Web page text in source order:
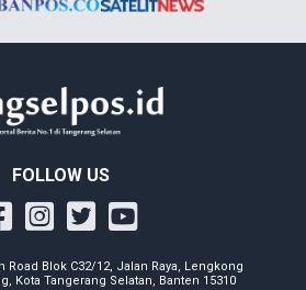
FOLLOW US
Road Blok C32/12, Jalan Raya, Lengkong
Kota Tangerang Selatan, Banten 15310